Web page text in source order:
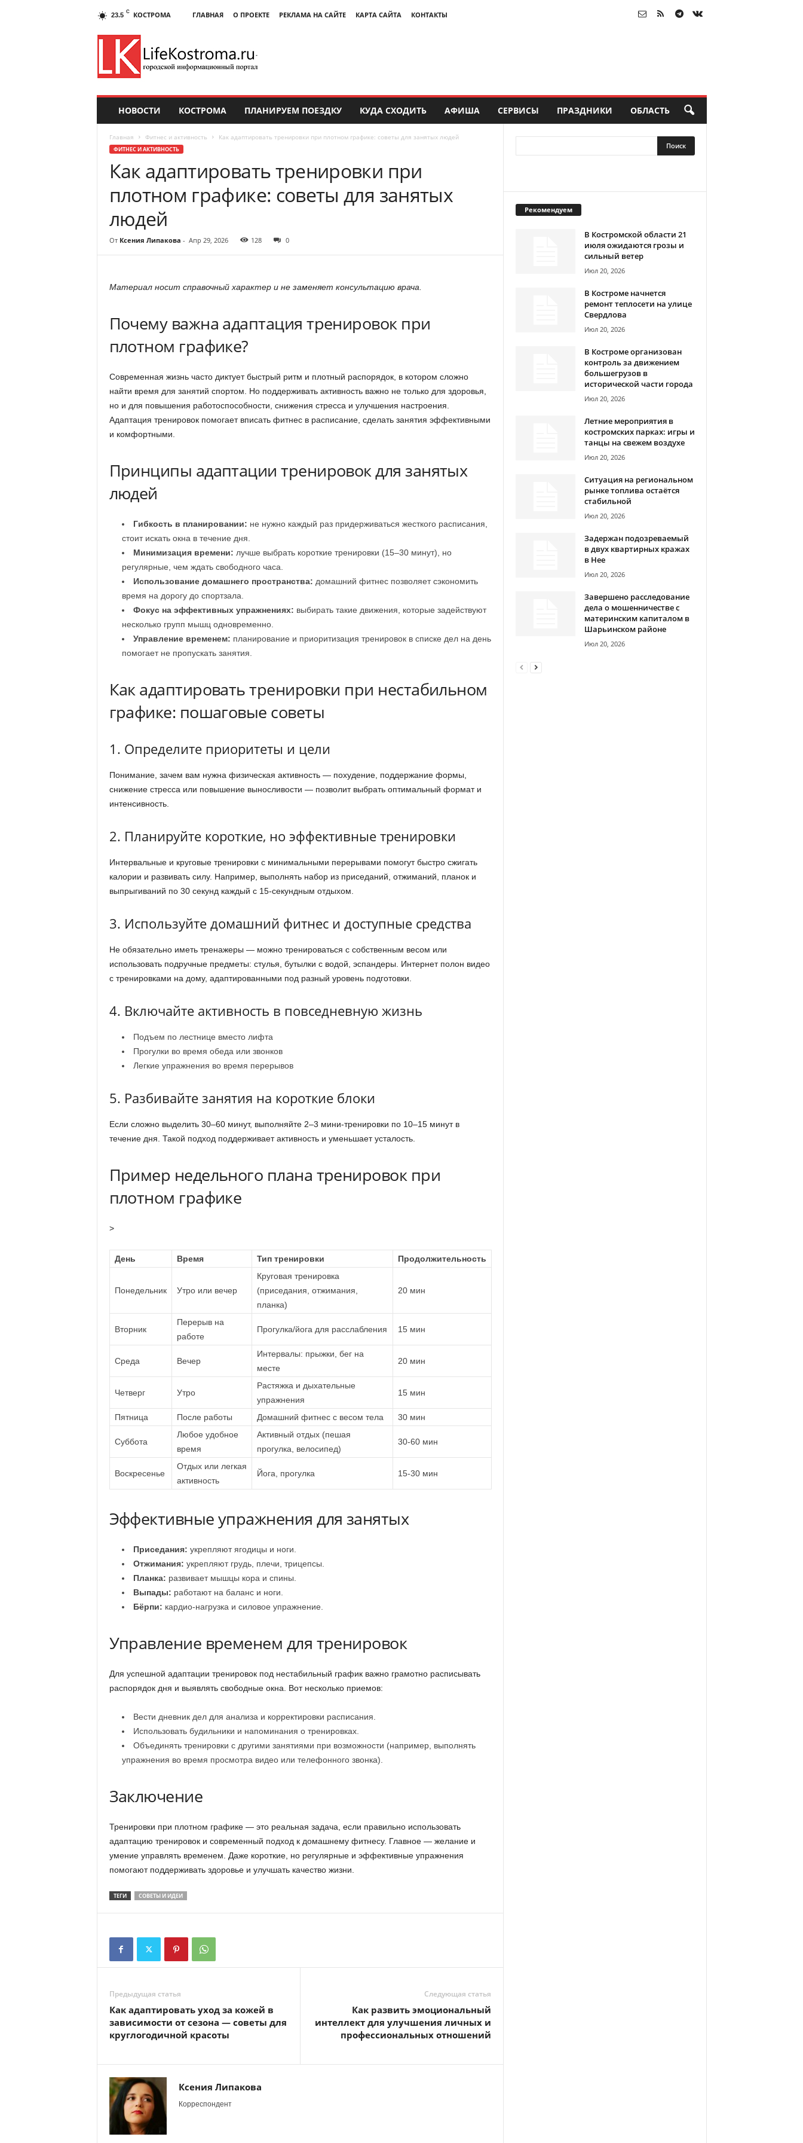
23.5 C КОСТРОМА ГЛАВНАЯ О ПРОЕКТЕ РЕКЛАМА НА САЙТЕ КАРТА САЙТА КОНТАКТЫ
НОВОСТИ КОСТРОМА ПЛАНИРУЕМ ПОЕЗДКУ КУДА СХОДИТЬ АФИША СЕРВИСЫ ПРАЗДНИКИ ОБЛАСТЬ
Главная Фитнес и активность Как адаптировать тренировки при плотном графике: советы для занятых людей
ФИТНЕС И АКТИВНОСТЬ
Как адаптировать тренировки при
плотном графике: советы для занятых
людей
От Ксения Липакова - Апр 29, 2026 128 0
Материал носит справочный характер и не заменяет консультацию врача.
Почему важна адаптация тренировок при
плотном графике?
Современная жизнь часто диктует быстрый ритм и плотный распорядок, в котором сложно
найти время для занятий спортом. Но поддерживать активность важно не только для здоровья,
но и для повышения работоспособности, снижения стресса и улучшения настроения.
Адаптация тренировок помогает вписать фитнес в расписание, сделать занятия эффективными
и комфортными.
Принципы адаптации тренировок для занятых
людей
Гибкость в планировании: не нужно каждый раз придерживаться жесткого расписания,
стоит искать окна в течение дня.
Минимизация времени: лучше выбрать короткие тренировки (15–30 минут), но
регулярные, чем ждать свободного часа.
Использование домашнего пространства: домашний фитнес позволяет сэкономить
время на дорогу до спортзала.
Фокус на эффективных упражнениях: выбирать такие движения, которые задействуют
несколько групп мышц одновременно.
Управление временем: планирование и приоритизация тренировок в списке дел на день
помогает не пропускать занятия.
Как адаптировать тренировки при нестабильном
графике: пошаговые советы
1. Определите приоритеты и цели
Понимание, зачем вам нужна физическая активность — похудение, поддержание формы,
снижение стресса или повышение выносливости — позволит выбрать оптимальный формат и
интенсивность.
2. Планируйте короткие, но эффективные тренировки
Интервальные и круговые тренировки с минимальными перерывами помогут быстро сжигать
калории и развивать силу. Например, выполнять набор из приседаний, отжиманий, планок и
выпрыгиваний по 30 секунд каждый с 15-секундным отдыхом.
3. Используйте домашний фитнес и доступные средства
Не обязательно иметь тренажеры — можно тренироваться с собственным весом или
использовать подручные предметы: стулья, бутылки с водой, эспандеры. Интернет полон видео
с тренировками на дому, адаптированными под разный уровень подготовки.
4. Включайте активность в повседневную жизнь
Подъем по лестнице вместо лифта
Прогулки во время обеда или звонков
Легкие упражнения во время перерывов
5. Разбивайте занятия на короткие блоки
Если сложно выделить 30–60 минут, выполняйте 2–3 мини-тренировки по 10–15 минут в
течение дня. Такой подход поддерживает активность и уменьшает усталость.
Пример недельного плана тренировок при
плотном графике
>
День Время Тип тренировки Продолжительность
Понедельник Утро или вечер
Круговая тренировка
(приседания, отжимания,
планка)
20 мин
Вторник
Перерыв на
работе
Прогулка/йога для расслабления 15 мин
Среда Вечер
Интервалы: прыжки, бег на
месте
20 мин
Четверг Утро
Растяжка и дыхательные
упражнения
15 мин
Пятница После работы Домашний фитнес с весом тела 30 мин
Суббота
Любое удобное
время
Активный отдых (пешая
прогулка, велосипед)
30-60 мин
Воскресенье
Отдых или легкая
активность
Йога, прогулка 15-30 мин
Эффективные упражнения для занятых
Приседания: укрепляют ягодицы и ноги.
Отжимания: укрепляют грудь, плечи, трицепсы.
Планка: развивает мышцы кора и спины.
Выпады: работают на баланс и ноги.
Бёрпи: кардио-нагрузка и силовое упражнение.
Управление временем для тренировок
Для успешной адаптации тренировок под нестабильный график важно грамотно расписывать
распорядок дня и выявлять свободные окна. Вот несколько приемов:
Вести дневник дел для анализа и корректировки расписания.
Использовать будильники и напоминания о тренировках.
Объединять тренировки с другими занятиями при возможности (например, выполнять
упражнения во время просмотра видео или телефонного звонка).
Заключение
Тренировки при плотном графике — это реальная задача, если правильно использовать
адаптацию тренировок и современный подход к домашнему фитнесу. Главное — желание и
умение управлять временем. Даже короткие, но регулярные и эффективные упражнения
помогают поддерживать здоровье и улучшать качество жизни.
ТЕГИ СОВЕТЫ И ИДЕИ
Предыдущая статья
Как адаптировать уход за кожей в
зависимости от сезона — советы для
круглогодичной красоты
Следующая статья
Как развить эмоциональный
интеллект для улучшения личных и
профессиональных отношений
Ксения Липакова
Корреспондент
Рекомендуем
В Костромской области 21
июля ожидаются грозы и
сильный ветер
Июл 20, 2026
В Костроме начнется
ремонт теплосети на улице
Свердлова
Июл 20, 2026
В Костроме организован
контроль за движением
большегрузов в
исторической части города
Июл 20, 2026
Летние мероприятия в
костромских парках: игры и
танцы на свежем воздухе
Июл 20, 2026
Ситуация на региональном
рынке топлива остаётся
стабильной
Июл 20, 2026
Задержан подозреваемый
в двух квартирных кражах
в Нее
Июл 20, 2026
Завершено расследование
дела о мошенничестве с
материнским капиталом в
Шарьинском районе
Июл 20, 2026